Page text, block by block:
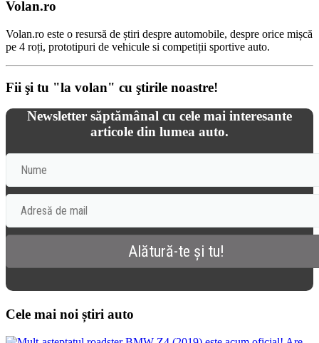
Volan.ro
Volan.ro este o resursă de știri despre automobile, despre orice mișcă
pe 4 roți, prototipuri de vehicule si competiții sportive auto.
Fii şi tu "la volan" cu ştirile noastre!
Newsletter săptămânal cu cele mai interesante
articole din lumea auto.
Cele mai noi știri auto